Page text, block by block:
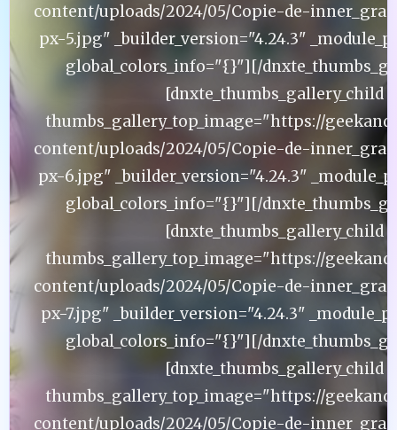
content/uploads/2024/05/Copie-de-
px-5.jpg" _builder_version="4.24.3"
global_colors_info="{}"][/
[dnxte_thumbs_gallery_child
thumbs_gallery_top_image="https://
content/uploads/2024/05/Copie-de-
px-6.jpg" _builder_version="4.24.3"
global_colors_info="{}"][/
[dnxte_thumbs_gallery_child
thumbs_gallery_top_image="https://
content/uploads/2024/05/Copie-de-
px-7.jpg" _builder_version="4.24.3"
global_colors_info="{}"][/
[dnxte_thumbs_gallery_child
thumbs_gallery_top_image="https://
content/uploads/2024/05/Copie-de-